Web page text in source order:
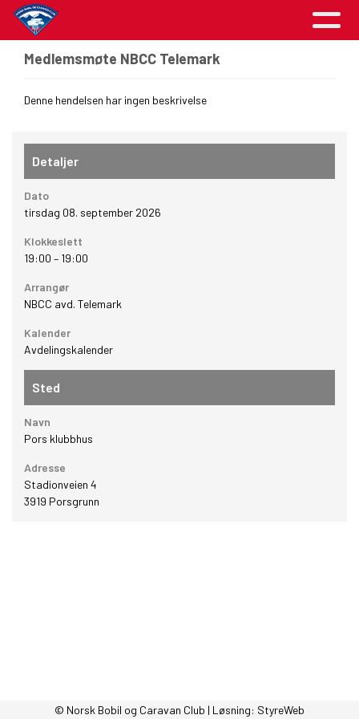
Medlemsmøte NBCC Telemark
Denne hendelsen har ingen beskrivelse
Detaljer
Dato
tirsdag 08. september 2026
Klokkeslett
19:00 – 19:00
Arrangør
NBCC avd. Telemark
Kalender
Avdelingskalender
Sted
Navn
Pors klubbhus
Adresse
Stadionveien 4
3919 Porsgrunn
© Norsk Bobil og Caravan Club | Løsning: StyreWeb